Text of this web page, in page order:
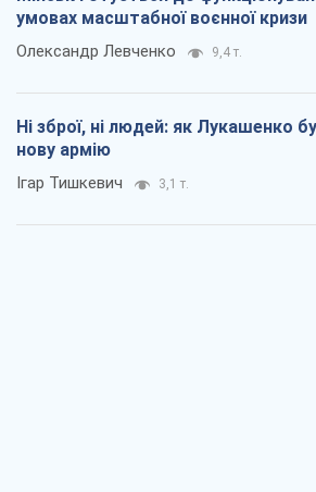
умовах масштабної воєнної кризи
Олександр Левченко 9,4 т.
Ні зброї, ні людей: як Лукашенко
нову армію
Ігар Тишкевич 3,1 т.